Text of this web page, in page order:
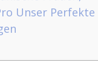
Unser Perfekte